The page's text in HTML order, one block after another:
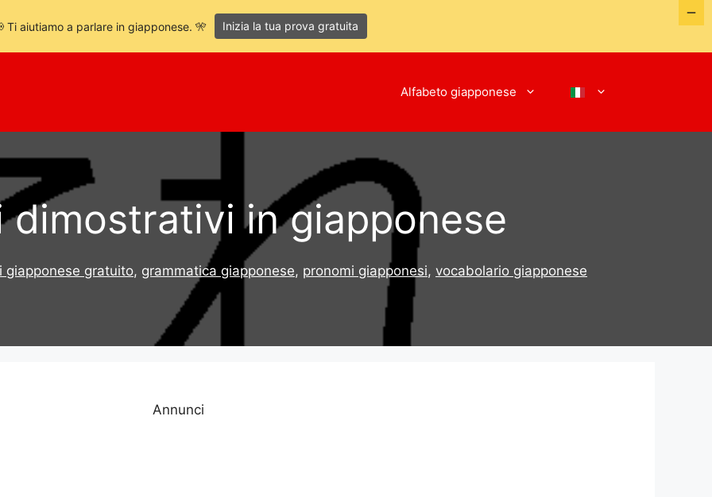
Alfabeto giapponese
dimostrativi in giapponese
giapponese gratuito, grammatica giapponese, pronomi giapponesi, vocabolario giapponese
Annunci
Ti aiutiamo a parlare in giapponese. 🎌 Inizia la tua prova gratuita